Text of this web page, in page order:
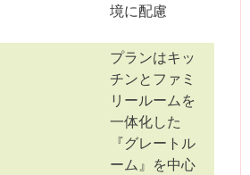
境に配慮
プランはキッ
チンとファミ
リールームを
一体化した
『グレートル
ーム』を中心